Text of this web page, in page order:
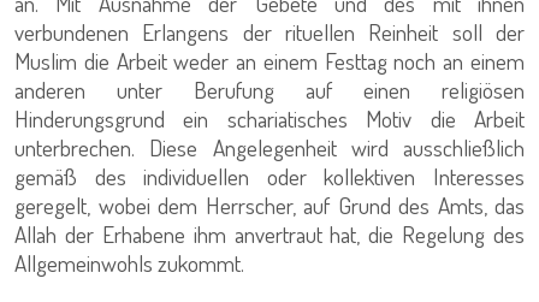
verbundenen Erlangens der rituellen Reinheit soll der
Muslim die Arbeit weder an einem Festtag noch an einem
anderen unter Berufung auf einen religiösen
Hinderungsgrund ein schariatisches Motiv die Arbeit
unterbrechen. Diese Angelegenheit wird ausschließlich
gemäß des individuellen oder kollektiven Interesses
geregelt, wobei dem Herrscher, auf Grund des Amts, das
Allah der Erhabene ihm anvertraut hat, die Regelung des
Allgemeinwohls zukommt.